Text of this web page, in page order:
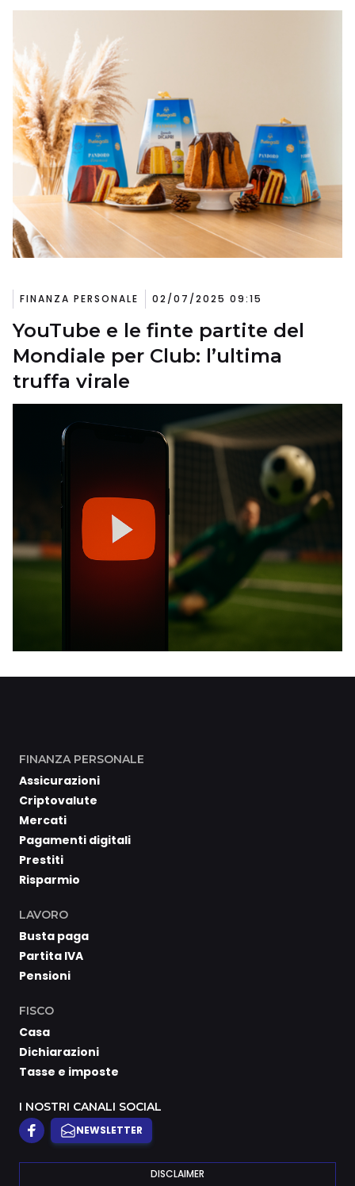
FINANZA PERSONALE 02/07/2025 09:15
YouTube e le finte partite del
Mondiale per Club: l’ultima
truffa virale
FINANZA PERSONALE
Assicurazioni
Criptovalute
Mercati
Pagamenti digitali
Prestiti
Risparmio
LAVORO
Busta paga
Partita IVA
Pensioni
FISCO
Casa
Dichiarazioni
Tasse e imposte
I NOSTRI CANALI SOCIAL
NEWSLETTER
DISCLAIMER